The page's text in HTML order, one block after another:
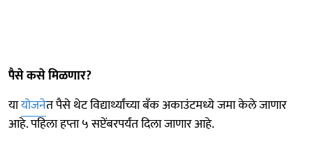
पैसे कसे मिळणार?
यायोजनेत पैसे थेट विद्यार्थ्यांच्या बँक अकाउंटमध्ये जमा केले जाणार
आहे. पहिला हप्ता ५ सप्टेंबरपर्यंत दिला जाणार आहे.